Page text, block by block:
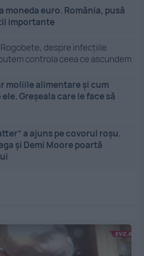
moneda euro. România, pusă
importante
despre infecțiile
controla ceea ce ascundem
moliile alimentare și cum
Greșeala care le face să
a ajuns pe covorul roșu.
și Demi Moore poartă